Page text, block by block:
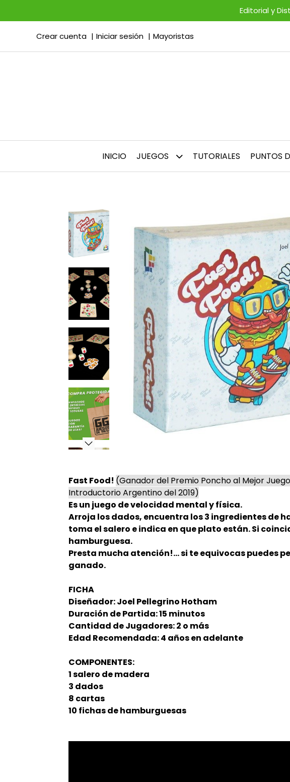
Editorial y
Crear cuenta Iniciar sesión Mayoristas
INICIO JUEGOS TUTORIALES PUNTOS
Fast Food! (Ganador del Premio Poncho al Mejor
Introductorio Argentino del 2019)
Es un juego de velocidad mental y física.
Arroja los dados, encuentra los 3 ingredientes de
toma el salero e indica en que plato están. Si
hamburguesa.
Presta mucha atención!... si te equivocas puedes
ganado.
FICHA
Diseñador: Joel Pellegrino Hotham
Duración de Partida: 15 minutos
Cantidad de Jugadores: 2 o más
Edad Recomendada: 4 años en adelante
COMPONENTES:
1 salero de madera
3 dados
8 cartas
10 fichas de hamburguesas